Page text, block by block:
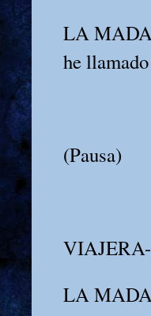
LA
he
(Pausa)
VIAJERA-
LA